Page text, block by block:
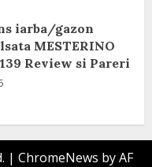
iarba/gazon
MESTERINO
Review si Pareri
| ChromeNews by AF